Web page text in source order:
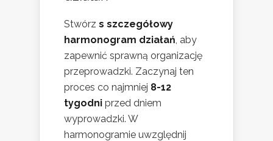
Stwórz s szczegółowy
harmonogram działań , aby
zapewnić sprawną organizację
przeprowadzki. Zaczynaj ten
proces co najmniej 8-12
tygodni przed dniem
wyprowadzki. W
harmonogramie uwzględnij